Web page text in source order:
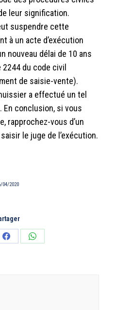
leur signification.
suspendre cette
à un acte d’exécution
nouveau délai de 10 ans
2244 du code civil
de saisie-vente).
a effectué un tel
En conclusion, si vous
rapprochez-vous d’un
le juge de l’exécution.
04/2020
PartagerPartager